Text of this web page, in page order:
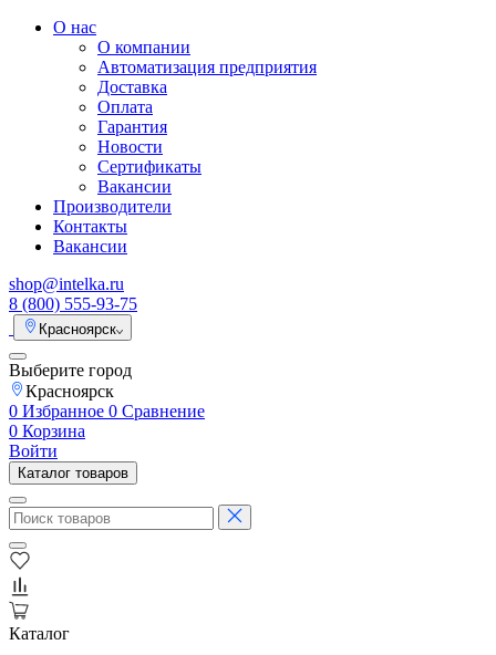
О нас
О компании
Автоматизация предприятия
Доставка
Оплата
Гарантия
Новости
Сертификаты
Вакансии
Производители
Контакты
Вакансии
shop@intelka.ru
8 (800) 555-93-75
Красноярск
Выберите город
Красноярск
0 Избранное 0 Сравнение
0 Корзина
Войти
Каталог товаров
Каталог